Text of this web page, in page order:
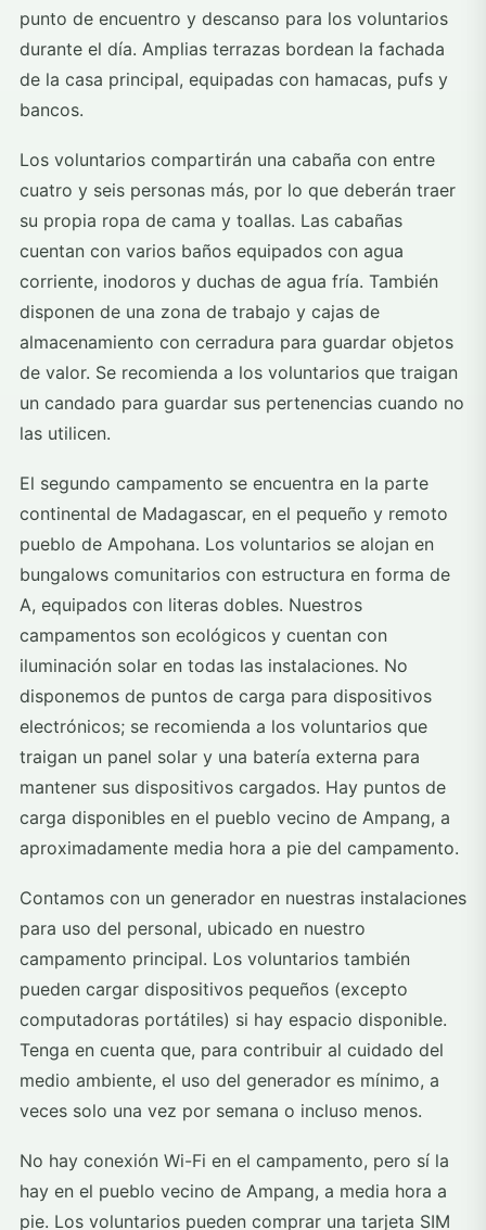
punto de encuentro y descanso para los voluntarios
durante el día. Amplias terrazas bordean la fachada
de la casa principal, equipadas con hamacas, pufs y
bancos.
Los voluntarios compartirán una cabaña con entre
cuatro y seis personas más, por lo que deberán traer
su propia ropa de cama y toallas. Las cabañas
cuentan con varios baños equipados con agua
corriente, inodoros y duchas de agua fría. También
disponen de una zona de trabajo y cajas de
almacenamiento con cerradura para guardar objetos
de valor. Se recomienda a los voluntarios que traigan
un candado para guardar sus pertenencias cuando no
las utilicen.
El segundo campamento se encuentra en la parte
continental de Madagascar, en el pequeño y remoto
pueblo de Ampohana. Los voluntarios se alojan en
bungalows comunitarios con estructura en forma de
A, equipados con literas dobles. Nuestros
campamentos son ecológicos y cuentan con
iluminación solar en todas las instalaciones. No
disponemos de puntos de carga para dispositivos
electrónicos; se recomienda a los voluntarios que
traigan un panel solar y una batería externa para
mantener sus dispositivos cargados. Hay puntos de
carga disponibles en el pueblo vecino de Ampang, a
aproximadamente media hora a pie del campamento.
Contamos con un generador en nuestras instalaciones
para uso del personal, ubicado en nuestro
campamento principal. Los voluntarios también
pueden cargar dispositivos pequeños (excepto
computadoras portátiles) si hay espacio disponible.
Tenga en cuenta que, para contribuir al cuidado del
medio ambiente, el uso del generador es mínimo, a
veces solo una vez por semana o incluso menos.
No hay conexión Wi-Fi en el campamento, pero sí la
hay en el pueblo vecino de Ampang, a media hora a
pie. Los voluntarios pueden comprar una tarjeta SIM